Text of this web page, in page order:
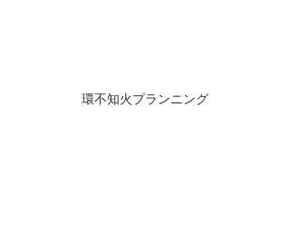
環不知火プランニング